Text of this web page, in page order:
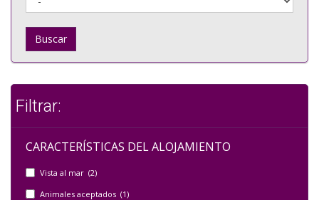
Buscar
Filtrar:
CARACTERÍSTICAS DEL ALOJAMIENTO
Vista al mar (2)
Animales aceptados (1)